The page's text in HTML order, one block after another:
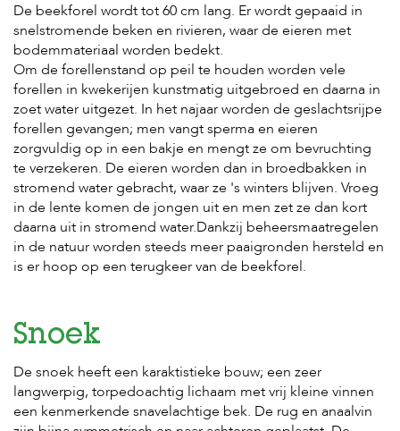
De beekforel wordt tot 60 cm lang. Er wordt gepaaid in
snelstromende beken en rivieren, waar de eieren met
bodemmateriaal worden bedekt.
Om de forellenstand op peil te houden worden vele
forellen in kwekerijen kunstmatig uitgebroed en daarna in
zoet water uitgezet. In het najaar worden de geslachtsrijpe
forellen gevangen; men vangt sperma en eieren
zorgvuldig op in een bakje en mengt ze om bevruchting
te verzekeren. De eieren worden dan in broedbakken in
stromend water gebracht, waar ze 's winters blijven. Vroeg
in de lente komen de jongen uit en men zet ze dan kort
daarna uit in stromend water.Dankzij beheersmaatregelen
in de natuur worden steeds meer paaigronden hersteld en
is er hoop op een terugkeer van de beekforel.
Snoek
De snoek heeft een karaktistieke bouw; een zeer
langwerpig, torpedoachtig lichaam met vrij kleine vinnen
een kenmerkende snavelachtige bek. De rug en anaalvin